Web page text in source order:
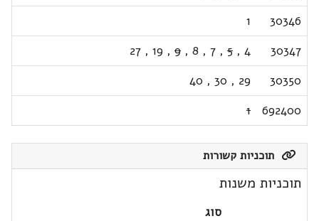
30346
1
30347
4
,
5
,
7
,
8
,
9
,
19
,
27
30350
29
,
30
,
40
692400
1
תוכניות קשורות
תוכניות משנות
סוג